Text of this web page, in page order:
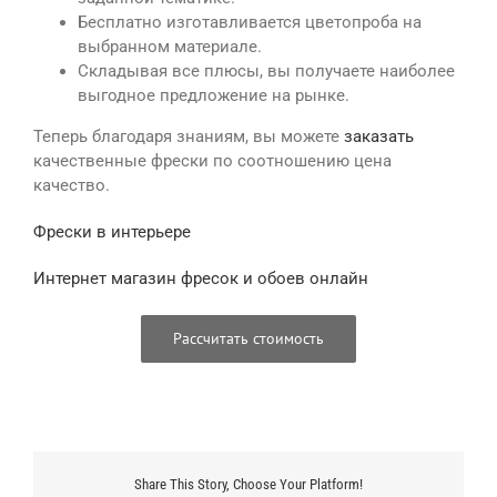
Бесплатно изготавливается цветопроба на
выбранном материале.
Складывая все плюсы, вы получаете наиболее
выгодное предложение на рынке.
Теперь благодаря знаниям, вы можете заказать
качественные фрески по соотношению цена
качество.
Фрески в интерьере
Интернет магазин фресок и обоев онлайн
Рассчитать стоимость
Share This Story, Choose Your Platform!